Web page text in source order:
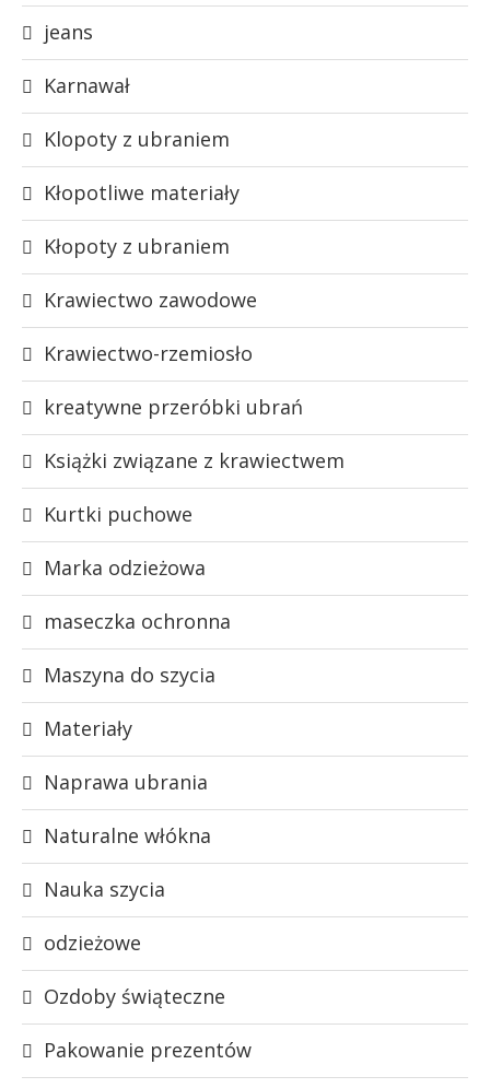
jeans
Karnawał
Klopoty z ubraniem
Kłopotliwe materiały
Kłopoty z ubraniem
Krawiectwo zawodowe
Krawiectwo-rzemiosło
kreatywne przeróbki ubrań
Książki związane z krawiectwem
Kurtki puchowe
Marka odzieżowa
maseczka ochronna
Maszyna do szycia
Materiały
Naprawa ubrania
Naturalne włókna
Nauka szycia
odzieżowe
Ozdoby świąteczne
Pakowanie prezentów